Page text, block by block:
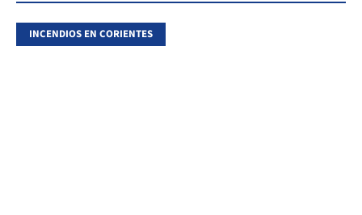
INCENDIOS EN CORIENTES